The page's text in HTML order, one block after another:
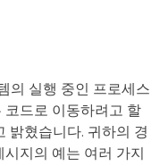
의 실행 중인 프로세스
코드로 이동하려고 할
밝혔습니다. 귀하의 경
지의 예는 여러 가지